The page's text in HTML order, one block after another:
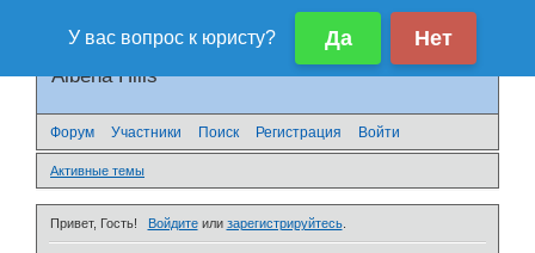
Albena Hills
Форум Участники Поиск Регистрация Войти
Активные темы
Привет, Гость! Войдитеили зарегистрируйтесь.